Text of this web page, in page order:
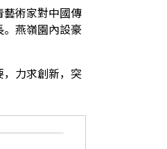
術家對中國傳
燕嶺園內設豪
力求創新，突